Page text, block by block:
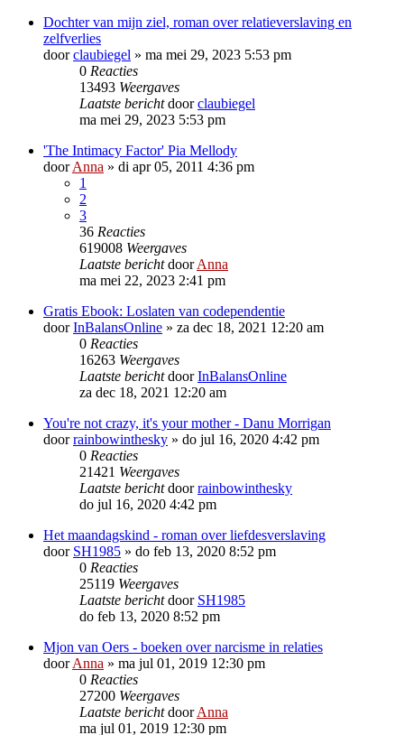
Dochter van mijn ziel, roman over relatieverslaving en
zelfverlies
doorclaubiegel » ma mei 29, 2023 5:53 pm
0 Reacties
13493 Weergaves
Laatste berichtdoorclaubiegel
ma mei 29, 2023 5:53 pm
'The Intimacy Factor' Pia Mellody
doorAnna » di apr 05, 2011 4:36 pm
1
2
3
36 Reacties
619008 Weergaves
Laatste berichtdoorAnna
ma mei 22, 2023 2:41 pm
Gratis Ebook: Loslaten van codependentie
doorInBalansOnline » za dec 18, 2021 12:20 am
0 Reacties
16263 Weergaves
Laatste berichtdoorInBalansOnline
za dec 18, 2021 12:20 am
You're not crazy, it's your mother - Danu Morrigan
doorrainbowinthesky » do jul 16, 2020 4:42 pm
0 Reacties
21421 Weergaves
Laatste berichtdoorrainbowinthesky
do jul 16, 2020 4:42 pm
Het maandagskind - roman over liefdesverslaving
door SH1985 » do feb 13, 2020 8:52 pm
0 Reacties
25119 Weergaves
Laatste berichtdoor SH1985
do feb 13, 2020 8:52 pm
Mjon van Oers - boeken over narcisme in relaties
doorAnna » ma jul 01, 2019 12:30 pm
0 Reacties
27200 Weergaves
Laatste berichtdoorAnna
ma jul 01, 2019 12:30 pm